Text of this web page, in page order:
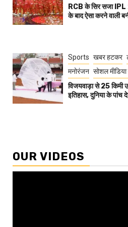
RCB के सिर सजा
के बाद ऐसा करने वाली
Sports खबर हटकर
मनोरंजन सोशल
विजयवाड़ा से 25 किमी
इतिहास, दुनिया के पांच
OUR VIDEOS